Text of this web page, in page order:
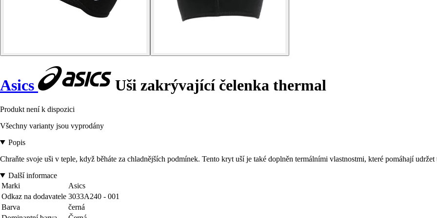
Asics Uši zakrývající čelenka thermal
Produkt není k dispozici
Všechny varianty jsou vyprodány
Popis
Chraňte svoje uši v teple, když běháte za chladnějších podmínek. Tento kryt uší je také doplněn termálními vlastnostmi, které pomáhají udržet
Další informace
Marki
Asics
Odkaz na dodavatele 3033A240 - 001
Barva
černá